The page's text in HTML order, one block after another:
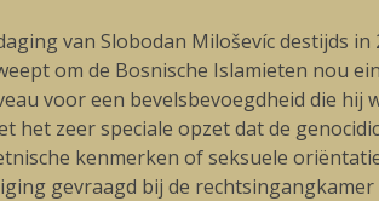
van Slobodan Miloševíc destijds
om de Bosnische Islamieten nou
voor een bevelsbevoegdheid die hij
het zeer speciale opzet dat de
kenmerken of seksuele
gevraagd bij de